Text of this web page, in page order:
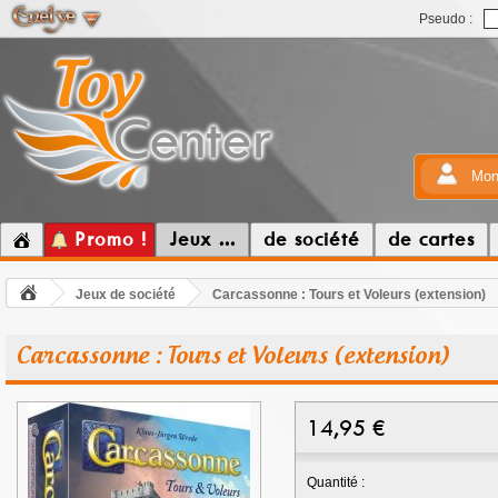
Pseudo :
Promo ! Jeux ... de société de cartes
Jeux de société Carcassonne : Tours et Voleurs (extension)
Carcassonne : Tours et Voleurs (extension)
14,95 €
Quantité :